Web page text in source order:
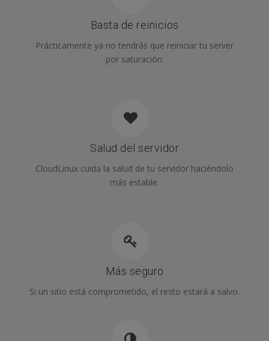
Basta de reinicios
Prácticamente ya no tendrás que reiniciar tu server
por saturación.
Salud del servidor
CloudLinux cuida la salud de tu servidor haciéndolo
más estable.
Más seguro
Si un sitio está comprometido, el resto estará a salvo.